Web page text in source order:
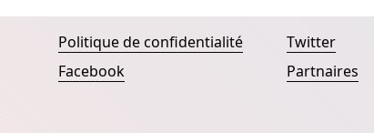
Politique de confidentialité
Facebook
Twitter
Partnaires